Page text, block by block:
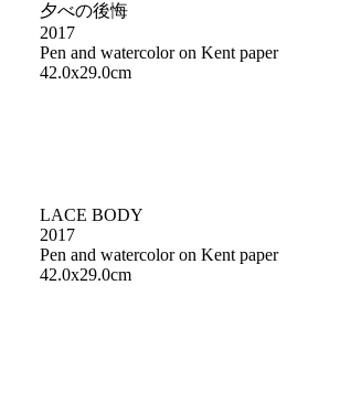
夕べの後悔
2017
Pen and watercolor on Kent paper
42.0x29.0cm
LACE BODY
2017
Pen and watercolor on Kent paper
42.0x29.0cm